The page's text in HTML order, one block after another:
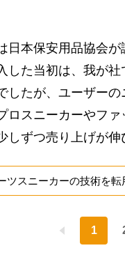
日本保安用品協会
した当初は、我が
したが、ユーザー
ロスニーカーやフ
しずつ売り上げが伸
ツスニーカーの技術を転
1